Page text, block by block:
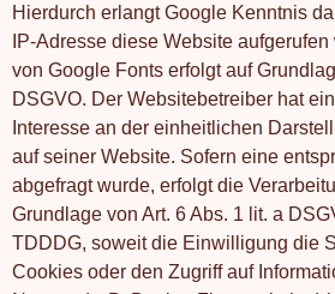
Hierdurch erlangt Google Kenntnis
IP-Adresse diese Website
von Google Fonts erfolgt auf
DSGVO. Der Websitebetreiber hat
Interesse an der einheitlichen
auf seiner Website. Sofern eine
abgefragt wurde, erfolgt die
Grundlage von Art. 6 Abs. 1 lit. a
TDDDG, soweit die Einwilligung die
Cookies oder den Zugriff auf